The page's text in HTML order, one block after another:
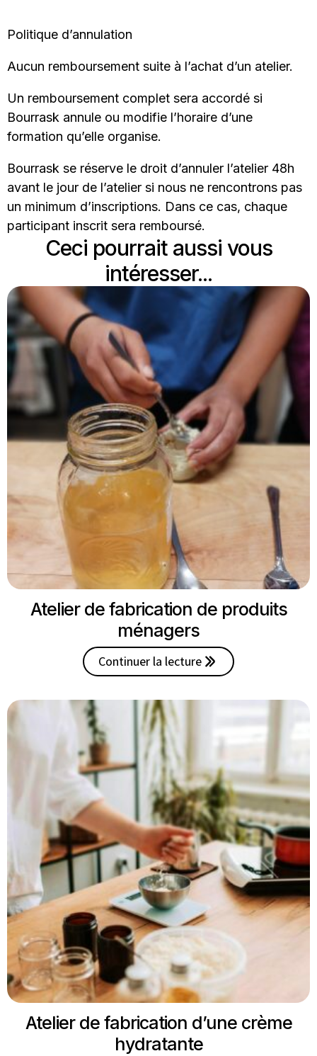
Politique d’annulation
Aucun remboursement suite à l’achat d’un atelier.
Un remboursement complet sera accordé si
Bourrask annule ou modifie l’horaire d’une
formation qu’elle organise.
Bourrask se réserve le droit d’annuler l’atelier 48h
avant le jour de l’atelier si nous ne rencontrons pas
un minimum d’inscriptions. Dans ce cas, chaque
participant inscrit sera remboursé.
Ceci pourrait aussi vous
intéresser...
Atelier de fabrication de produits
ménagers
Continuer la lecture
Atelier de fabrication d’une crème
hydratante